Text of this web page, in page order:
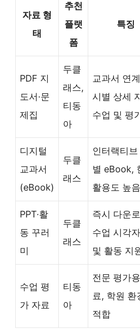
자료 형
태
추천
플랫
폼
특징
PDF 지
도서·문
제집
두클
래스,
티동
아
교과서 연
시별 상세
수업 및 평
디지털
교과서
(eBook)
두클
래스
인터랙티브
별 eBook,
활용도 높음
PPT·활
동 꾸러
미
두클
래스
즉시 다운
수업 시각
및 활동 지
수업 평
가 자료
티동
아
전문 평가
료, 학원 환
적합